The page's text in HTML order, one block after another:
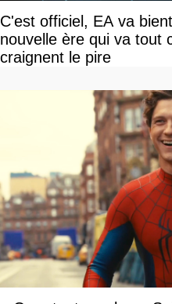
C'est officiel, EA va
nouvelle ère qui va tout
craignent le pire